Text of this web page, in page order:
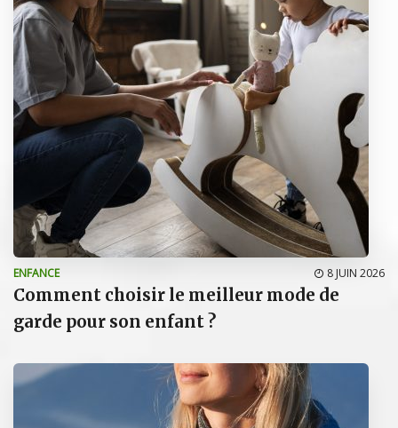
ENFANCE 8 JUIN 2026
Comment choisir le meilleur mode de
garde pour son enfant ?